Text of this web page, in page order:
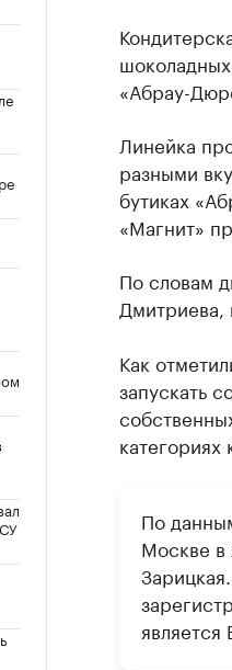
«Абрау-
Линейка
разными
бутиках
«Магнит»
По словам
Дмитриева,
Как
запускать
категориях
По
Москве в
является